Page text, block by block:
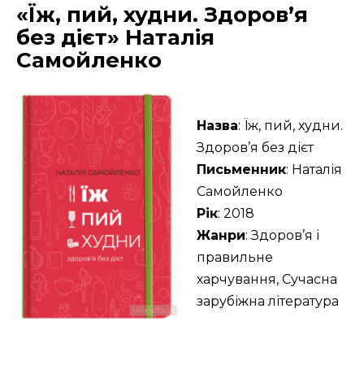
«Їж, пий, худни. Здоров’я
без дієт» Наталія
Самойленко
Назва: Їж, пий, худни.
Здоров’я без дієт
Письменник: Наталія
Самойленко
Рік: 2018
Жанри: Здоров’я і
правильне
харчування, Сучасна
зарубіжна література